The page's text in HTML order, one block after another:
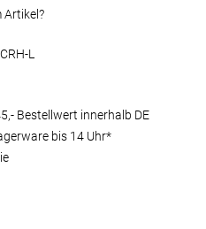
Artikel?
L
Bestellwert innerhalb DE
bis 14 Uhr*